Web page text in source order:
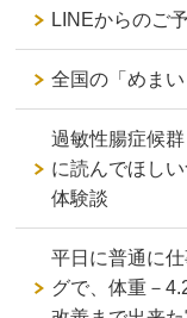
LINEからのご
全国の「めま
過敏性腸症候
に読んでほし
体験談
平日に普通に
グで、体重－